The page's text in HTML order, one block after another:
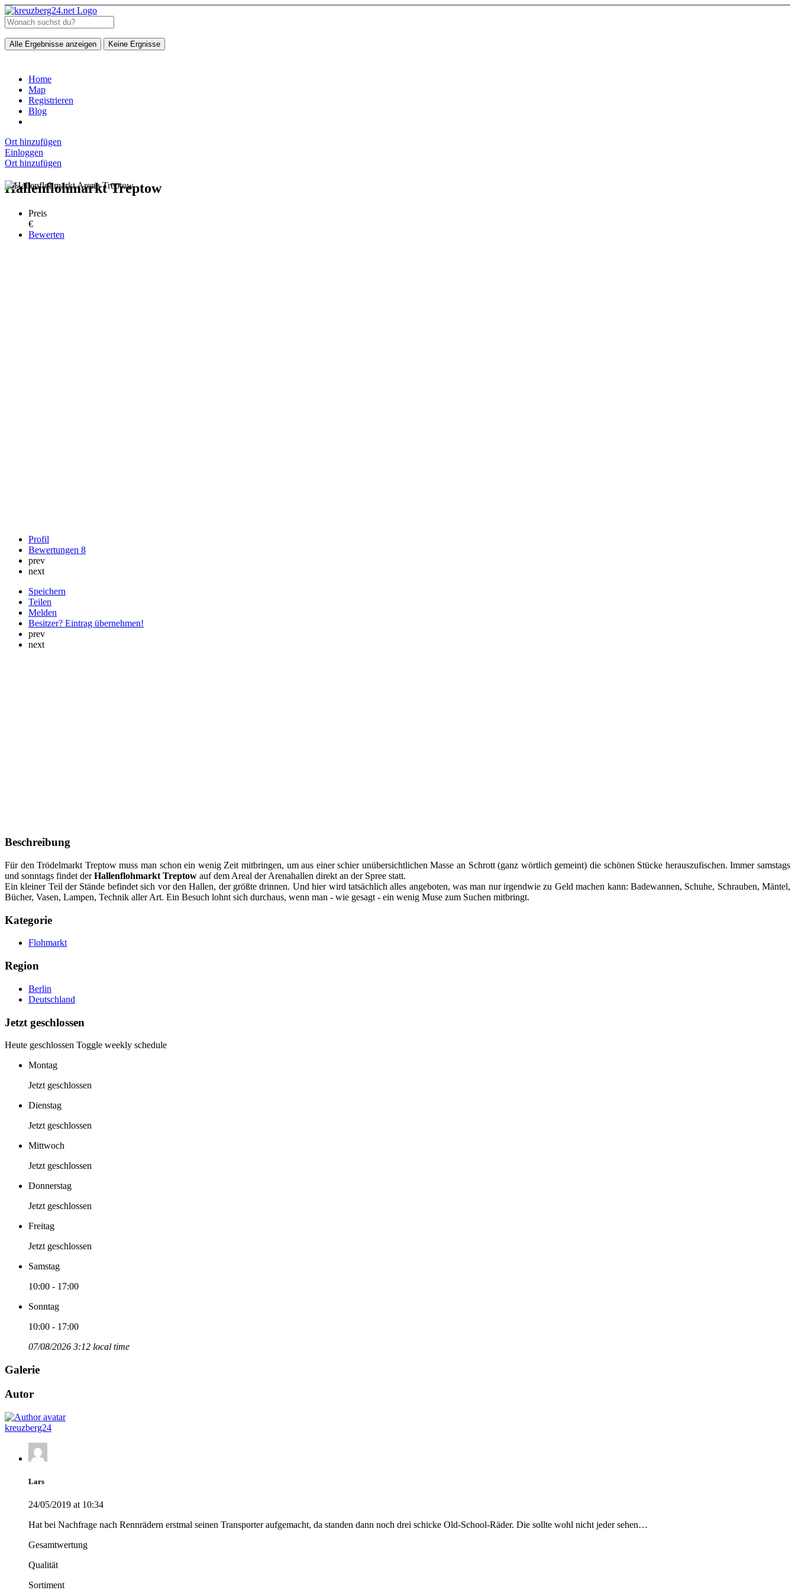
Alle Ergebnisse anzeigen Keine Ergnisse
Home
Map
Registrieren
Blog
Ort hinzufügen
Einloggen
Ort hinzufügen
Hallenflohmarkt Treptow
Preis
€
Bewerten
Profil
Bewertungen 8
prev
next
Speichern
Teilen
Melden
Besitzer? Eintrag übernehmen!
prev
next
Beschreibung
Für den Trödelmarkt Treptow muss man schon ein wenig Zeit mitbringen, um aus einer schier unübersichtlichen Masse an Schrott (ganz wörtlich gemeint) die schönen Stücke herauszufischen. Immer samstags
und sonntags findet derHallenflohmarkt Treptow auf dem Areal der Arenahallen direkt an der Spree statt.
Ein kleiner Teil der Stände befindet sich vor den Hallen, der größte drinnen. Und hier wird tatsächlich alles angeboten, was man nur irgendwie zu Geld machen kann: Badewannen, Schuhe, Schrauben, Mäntel,
Bücher, Vasen, Lampen, Technik aller Art. Ein Besuch lohnt sich durchaus, wenn man - wie gesagt - ein wenig Muse zum Suchen mitbringt.
Kategorie
Flohmarkt
Region
Berlin
Deutschland
Jetzt geschlossen
Heute geschlossen Toggle weekly schedule
Montag
Jetzt geschlossen
Dienstag
Jetzt geschlossen
Mittwoch
Jetzt geschlossen
Donnerstag
Jetzt geschlossen
Freitag
Jetzt geschlossen
Samstag
10:00 - 17:00
Sonntag
10:00 - 17:00
07/08/2026 3:12 local time
Galerie
Autor
kreuzberg24
Lars
24/05/2019 at 10:34
Hat bei Nachfrage nach Rennrädern erstmal seinen Transporter aufgemacht, da standen dann noch drei schicke Old-School-Räder. Die sollte wohl nicht jeder sehen…
Gesamtwertung
Qualität
Sortiment